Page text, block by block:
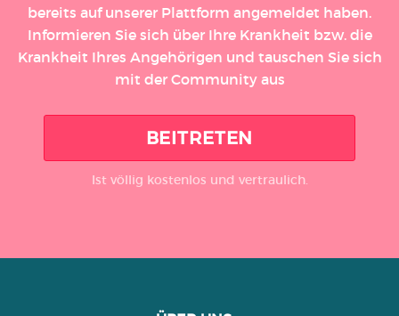
bereits auf unserer Plattform angemeldet haben.
Informieren Sie sich über Ihre Krankheit bzw. die
Krankheit Ihres Angehörigen und tauschen Sie sich
mit der Community aus
BEITRETEN
Ist völlig kostenlos und vertraulich.